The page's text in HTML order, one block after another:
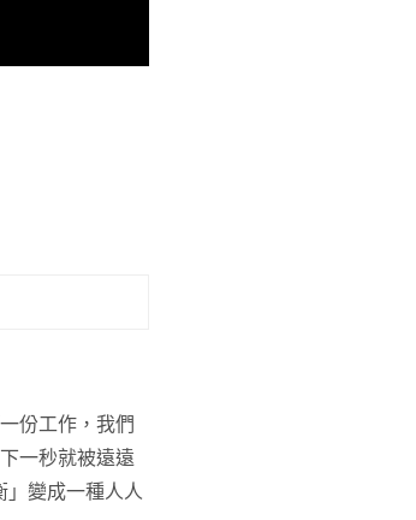
份工作，我們
一秒就被遠遠
」變成一種人人